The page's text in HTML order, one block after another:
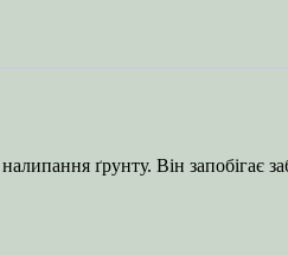
ґрунту. Він запобігає